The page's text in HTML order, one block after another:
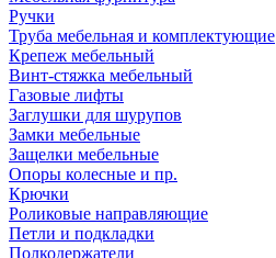
Ручки
Труба мебельная и комплектующие
Крепеж мебельный
Винт-стяжка мебельный
Газовые лифты
Заглушки для шурупов
Замки мебельные
Защелки мебельные
Опоры колесные и пр.
Крючки
Роликовые направляющие
Петли и подкладки
Полкодержатели